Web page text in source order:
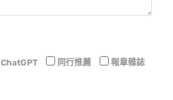
ChatGPT 同行推薦 報章雜誌